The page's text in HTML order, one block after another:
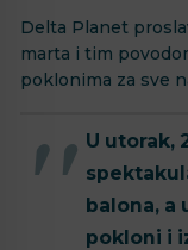
Delta Planet
marta i tim
poklonima za sve
U utorak,
balona, a
pokloni i